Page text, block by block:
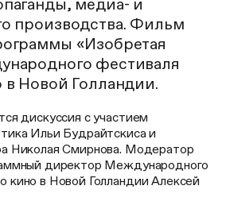
медиа- и
производства. Фильм
«Изобретая
фестиваля
в Новой Голландии.
дискуссия с участием
Ильи Будрайтскиса и
Николая Смирнова. Модератор
директор Международного
кино в Новой Голландии Алексей